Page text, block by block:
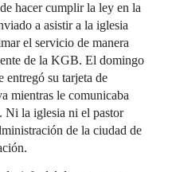
hacer cumplir la ley en la
a asistir a la iglesia
el servicio de manera
de la KGB. El domingo
entregó su tarjeta de
mientras le comunicaba
Ni la iglesia ni el pastor
de la ciudad de